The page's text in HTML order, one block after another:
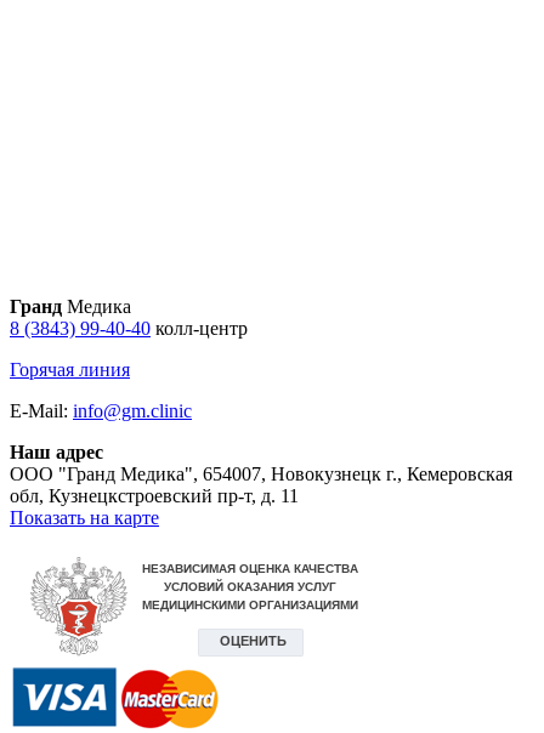
Гранд Медика
8 (3843) 99-40-40 колл-центр
Горячая линия
E-Mail: info@gm.clinic
Наш адрес
ООО "Гранд Медика", 654007, Новокузнецк г., Кемеровская
обл, Кузнецкстроевский пр-т, д. 11
Показать на карте